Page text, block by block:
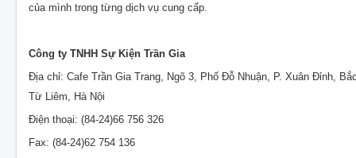
của mình trong từng dịch vụ cung cấp.
Công ty TNHH Sự Kiện Trần Gia
Địa chỉ: Cafe Trần Gia Trang, Ngõ 3, Phố Đỗ Nhuận, P. Xuân Đỉnh,
Từ Liêm, Hà Nội
Điện thoại: (84-24)66 756 326
Fax: (84-24)62 754 136